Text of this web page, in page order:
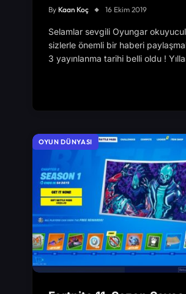
By Kaan Koç 16 Ekim 2019
Selamlar sevgili Oyungar
sizlerle önemli bir haberi
3 yayınlanma tarihi belli oldu !
OYUN DÜNYASI